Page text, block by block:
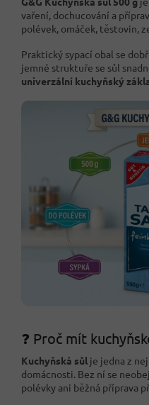
vaření, dochucování a
polévek, omáček, těstovin,
Praktický sypací obal se
jemné struktuře se sůl
univerzální kuchyňský
❓ Proč mít
Kuchyňská sůl je jedna z
domácnosti. Bez ní se
polévky ani běžná příprava